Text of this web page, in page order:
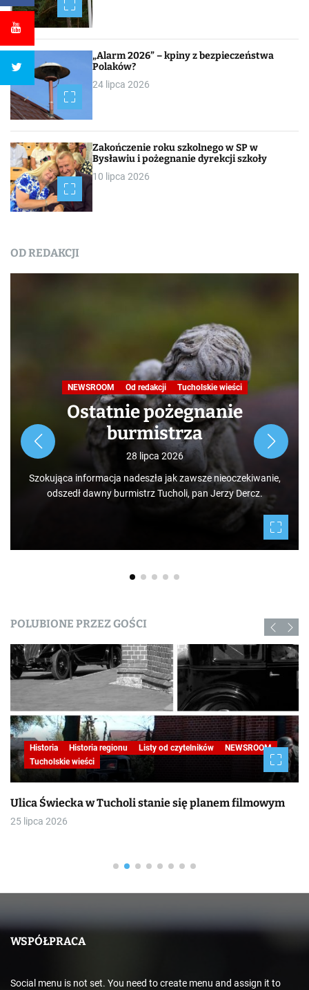
„Alarm 2026” – kpiny z bezpieczeństwa
Polaków?
24 lipca 2026
Zakończenie roku szkolnego w SP w
Bysławiu i pożegnanie dyrekcji szkoły
10 lipca 2026
OD REDAKCJI
NEWSROOM Od redakcji Tucholskie wieści
Ostatnie pożegnanie
burmistrza
28 lipca 2026
Szokująca informacja nadeszła jak zawsze nieoczekiwanie,
odszedł dawny burmistrz Tucholi, pan Jerzy Dercz.
POLUBIONE PRZEZ GOŚCI
Historia Historia regionu Listy od czytelników
NEWSROOM
Tucholskie wieści
Ulica Świecka w Tucholi stanie się planem filmowym
25 lipca 2026
WSPÓŁPRACA
Social menu is not set. You need to create menu and assign it to